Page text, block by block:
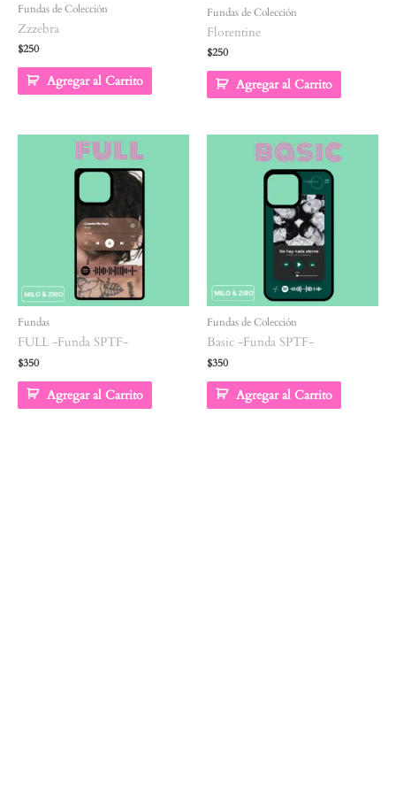
Fundas de Colección
Zzzebra
$250
Agregar al Carrito
Fundas de Colección
Florentine
$250
Agregar al Carrito
Fundas
FULL -Funda SPTF-
$350
Agregar al Carrito
Fundas de Colección
Basic -Funda SPTF-
$350
Agregar al Carrito